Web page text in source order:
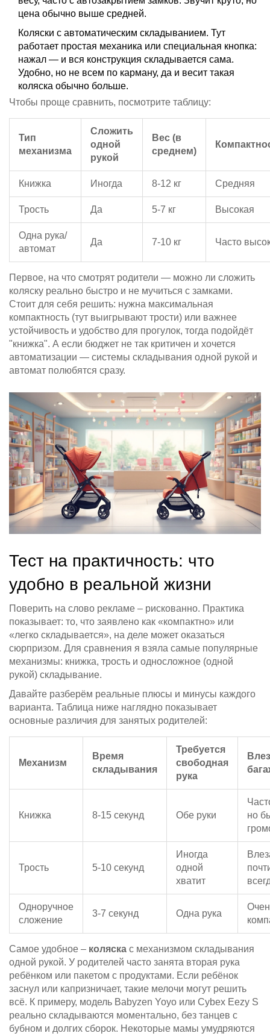
цена обычно выше средней.
Коляски с автоматическим складыванием. Тут
работает простая механика или специальная кнопка:
нажал — и вся конструкция складывается сама.
Удобно, но не всем по карману, да и весит такая
коляска обычно больше.
Чтобы проще сравнить, посмотрите таблицу:
Тип
механизма
Сложить
одной
рукой
Вес (в
среднем)
Книжка Иногда 8-12 кг Средняя
Трость Да 5-7 кг Высокая
Одна рука/
автомат
Да 7-10 кг Часто
Первое, на что смотрят родители — можно ли сложить
коляску реально быстро и не мучиться с замками.
Стоит для себя решить: нужна максимальная
компактность (тут выигрывают трости) или важнее
устойчивость и удобство для прогулок, тогда подойдёт
"книжка". А если бюджет не так критичен и хочется
автоматизации — системы складывания одной рукой и
автомат полюбятся сразу.
Тест на практичность: что
удобно в реальной жизни
Поверить на слово рекламе – рискованно. Практика
показывает: то, что заявлено как «компактно» или
«легко складывается», на деле может оказаться
сюрпризом. Для сравнения я взяла самые популярные
механизмы: книжка, трость и односложное (одной
рукой) складывание.
Давайте разберём реальные плюсы и минусы каждого
варианта. Таблица ниже наглядно показывает
основные различия для занятых родителей:
Механизм
Время
складывания
Требуется
свободная
рука
Книжка 8-15 секунд Обе руки
но
Трость 5-10 секунд
Иногда
одной
хватит
Одноручное
сложение
3-7 секунд Одна рука
Самое удобное – коляска с механизмом складывания
одной рукой. У родителей часто занята вторая рука
ребёнком или пакетом с продуктами. Если ребёнок
заснул или капризничает, такие мелочи могут решить
всё. К примеру, модель Babyzen Yoyo или Cybex Eezy S
реально складываются моментально, без танцев с
бубном и долгих сборок. Некоторые мамы умудряются